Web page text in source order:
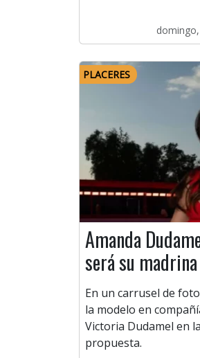
PLACERES
Amanda
será su
En un carrusel de
la modelo en
Victoria Dudamel en
propuesta.